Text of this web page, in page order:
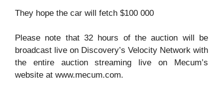
They hope the car will fetch $100 000
Please note that 32 hours of the auction will be
broadcast live on Discovery’s Velocity Network with
the entire auction streaming live on Mecum’s
website at www.mecum.com.